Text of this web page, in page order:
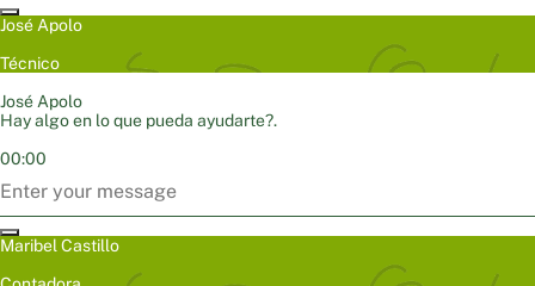
José Apolo
Técnico
José Apolo
Hay algo en lo que pueda ayudarte?.
00:00
Maribel Castillo